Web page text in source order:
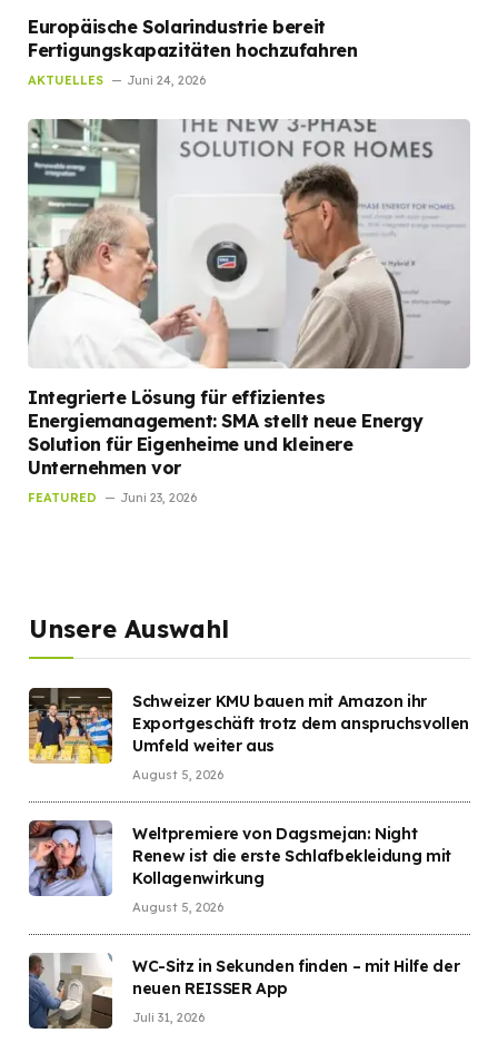
Europäische Solarindustrie bereit
Fertigungskapazitäten hochzufahren
AKTUELLES Juni 24, 2026
Integrierte Lösung für effizientes
Energiemanagement: SMA stellt neue Energy
Solution für Eigenheime und kleinere
Unternehmen vor
FEATURED Juni 23, 2026
Unsere Auswahl
Schweizer KMU bauen mit Amazon ihr
Exportgeschäft trotz dem anspruchsvollen
Umfeld weiter aus
August 5, 2026
Weltpremiere von Dagsmejan: Night
Renew ist die erste Schlafbekleidung mit
Kollagenwirkung
August 5, 2026
WC-Sitz in Sekunden finden – mit Hilfe der
neuen REISSER App
Juli 31, 2026